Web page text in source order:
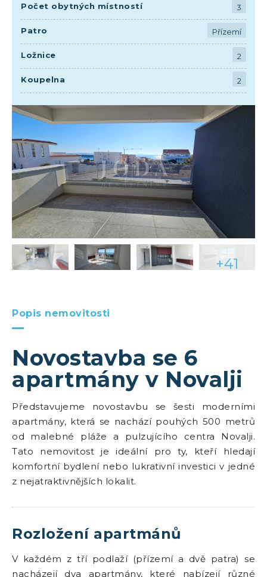
+41
Popis nemovitosti
Novostavba se 6
apartmány v Novalji
Představujeme novostavbu se šesti moderními
apartmány, která se nachází pouhých 500 metrů
od malebné pláže a pulzujícího centra Novalji.
Tato nemovitost je ideální pro ty, kteří hledají
komfortní bydlení nebo lukrativní investici v jedné
z nejatraktivnějších lokalit.
Rozložení apartmánů
V každém z tří podlaží (přízemí a dvě patra) se
nacházejí dva apartmány, které nabízejí různé
Počet obytných místností 3
Patro Přízemí
Ložnice 2
Koupelna 2